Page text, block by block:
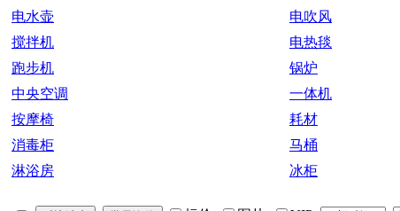
电水壶
电吹风
搅拌机
电热毯
跑步机
锅炉
中央空调
一体机
按摩椅
耗材
消毒柜
马桶
淋浴房
冰柜